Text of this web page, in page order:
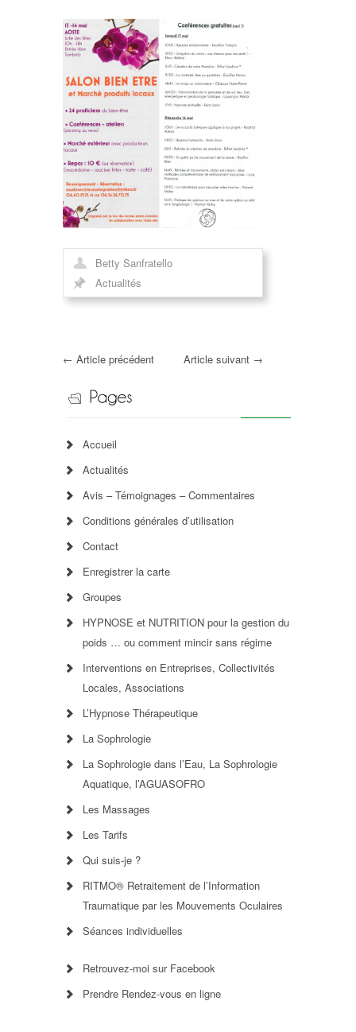
Betty Sanfratello
Actualités
← Article précédent Article suivant →
Accueil
Actualités
Avis – Témoignages – Commentaires
Conditions générales d’utilisation
Contact
Enregistrer la carte
Groupes
HYPNOSE et NUTRITION pour la gestion du
poids … ou comment mincir sans régime
Interventions en Entreprises, Collectivités
Locales, Associations
L’Hypnose Thérapeutique
La Sophrologie
La Sophrologie dans l’Eau, La Sophrologie
Aquatique, l’AGUASOFRO
Les Massages
Les Tarifs
Qui suis-je ?
RITMO® Retraitement de l’Information
Traumatique par les Mouvements Oculaires
Séances individuelles
Retrouvez-moi sur Facebook
Prendre Rendez-vous en ligne